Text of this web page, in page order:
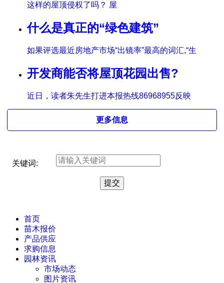
这样的屋顶侵权了吗？ 屋
什么是真正的“绿色建筑”
如果评选最近房地产市场“出镜率”最高的词汇,“生
开发商能否将屋顶花园出售?
近日，读者朱先生打进本报热线86968955反映
更多信息
关键词:
首页
苗木报价
产品供应
求购信息
园林资讯
市场动态
图片资讯